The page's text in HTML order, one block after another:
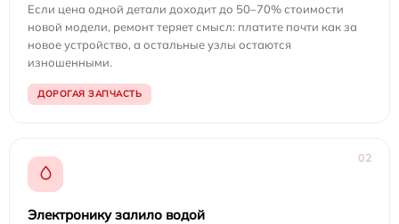
Если цена одной детали доходит до 50–70% стоимости
новой модели, ремонт теряет смысл: платите почти как за
новое устройство, а остальные узлы остаются
изношенными.
ДОРОГАЯ ЗАПЧАСТЬ
02
Электронику залило водой